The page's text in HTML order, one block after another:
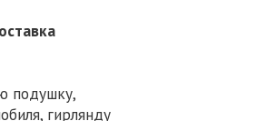
подушку,
гирлянду